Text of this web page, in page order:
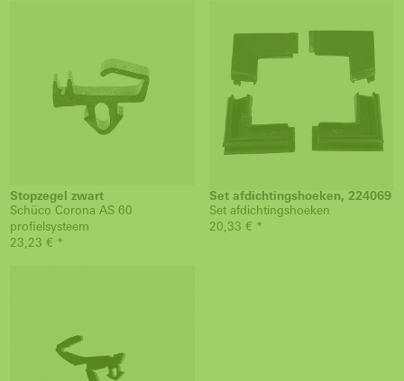
Stopzegel zwart
Schüco Corona AS 60
profielsysteem
23,23 € *
Set afdichtingshoeken, 224069
Set afdichtingshoeken
20,33 € *